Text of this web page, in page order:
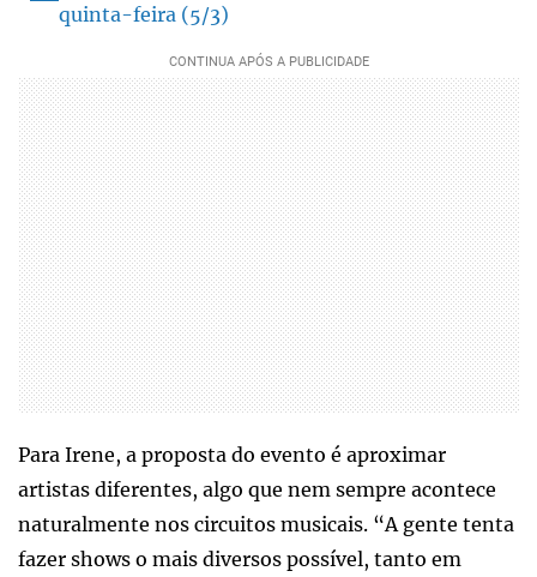
quinta-feira (5/3)
Para Irene, a proposta do evento é aproximar
artistas diferentes, algo que nem sempre acontece
naturalmente nos circuitos musicais. “A gente tenta
fazer shows o mais diversos possível, tanto em